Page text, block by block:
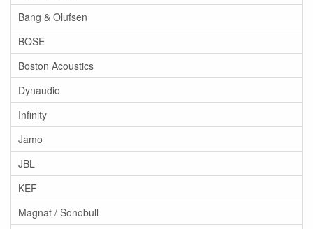
Bang & Olufsen
BOSE
Boston Acoustics
Dynaudio
Infinity
Jamo
JBL
KEF
Magnat / Sonobull